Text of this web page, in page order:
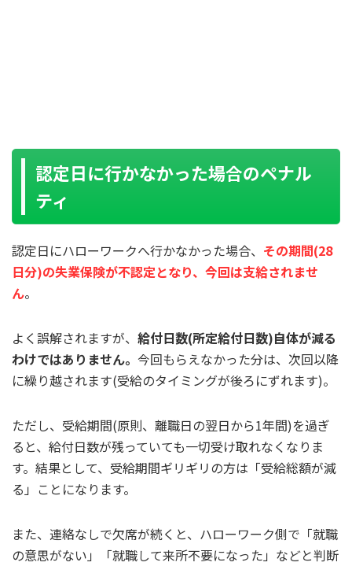
認定日に行かなかった場合のペナル
ティ
認定日にハローワークへ行かなかった場合、 その期間(28
日分)の失業保険が不認定となり、今回は支給されませ
ん。
よく誤解されますが、 給付日数(所定給付日数)自体が減る
わけではありません。 今回もらえなかった分は、次回以降
に繰り越されます(受給のタイミングが後ろにずれます)。
ただし、受給期間(原則、離職日の翌日から1年間)を過ぎ
ると、給付日数が残っていても一切受け取れなくなりま
す。結果として、受給期間ギリギリの方は「受給総額が減
る」ことになります。
また、連絡なしで欠席が続くと、ハローワーク側で「就職
の意思がない」「就職して来所不要になった」などと判断